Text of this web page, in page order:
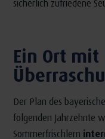
sicherlich zufriedene
Ein Ort
Der Plan des
folgenden Jahrzehnte
Sommerfrischlern